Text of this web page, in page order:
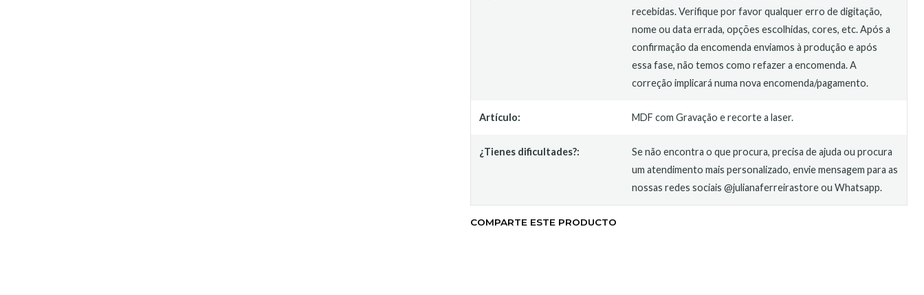
recebidas. Verifique por favor qualquer erro de digitação,
nome ou data errada, opções escolhidas, cores, etc. Após a
confirmação da encomenda enviamos à produção e após
essa fase, não temos como refazer a encomenda. A
correção implicará numa nova encomenda/pagamento.
Artículo: MDF com Gravação e recorte a laser.
¿Tienes dificultades?:
Se não encontra o que procura, precisa de ajuda ou procura
um atendimento mais personalizado, envie mensagem para as
nossas redes sociais @julianaferreirastore ou Whatsapp.
COMPARTE ESTE PRODUCTO